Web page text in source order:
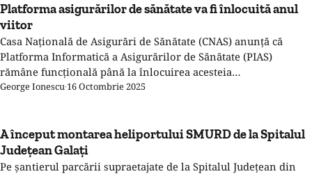
Platforma asigurărilor de sănătate va fi înlocuită anul
viitor
Casa Națională de Asigurări de Sănătate (CNAS) anunță că
Platforma Informatică a Asigurărilor de Sănătate (PIAS)
rămâne funcțională până la înlocuirea acesteia…
George Ionescu·16 Octombrie 2025
A început montarea heliportului SMURD de la Spitalul
Județean Galați
Pe șantierul parcării supraetajate de la Spitalul Județean din